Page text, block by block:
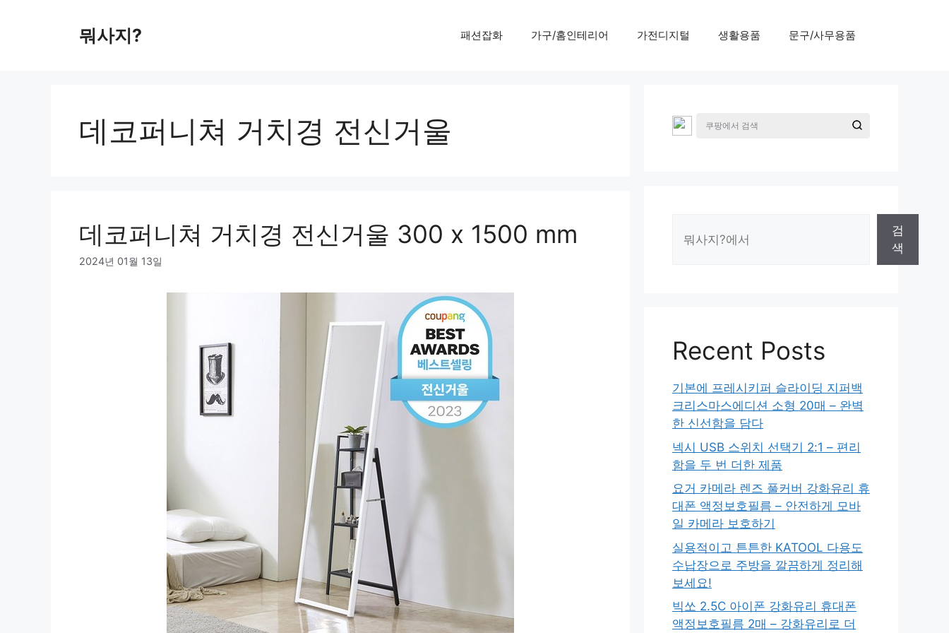
뭐사지? 패션잡화 가구/홈인테리어 가전디지털 생활용품 문구/사무용품
데코퍼니쳐 거치경 전신거울
데코퍼니쳐 거치경 전신거울 300 x 1500 mm
2024년 01월 13일
검
색
Recent Posts
기본에 프레시키퍼 슬라이딩 지퍼백
크리스마스에디션 소형 20매 – 완벽
한 신선함을 담다
넥시 USB 스위치 선택기 2:1 – 편리
함을 두 번 더한 제품
요거 카메라 렌즈 풀커버 강화유리 휴
대폰 액정보호필름 – 안전하게 모바
일 카메라 보호하기
실용적이고 튼튼한 KATOOL 다용도
수납장으로 주방을 깔끔하게 정리해
보세요!
빅쏘 2.5C 아이폰 강화유리 휴대폰
액정보호필름 2매 – 강화유리로 더